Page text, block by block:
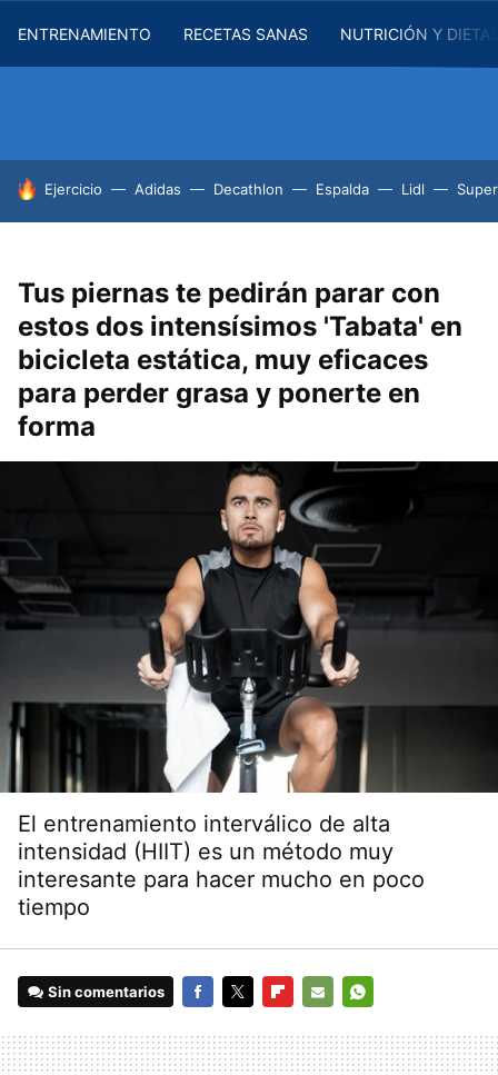
ENTRENAMIENTO RECETAS SANAS NUTRICIÓN Y
HOY SE HABLA DE
Ejercicio Adidas Decathlon Espalda Lidl
Tus piernas te pedirán parar con
estos dos intensísimos 'Tabata' en
bicicleta estática, muy eficaces
para perder grasa y ponerte en
forma
El entrenamiento interválico de alta
intensidad (HIIT) es un método muy
interesante para hacer mucho en poco
tiempo
Sin comentarios
MAIL